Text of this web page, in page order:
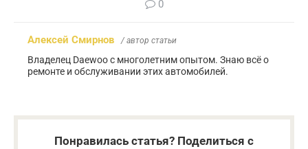
0
Алексей Смирнов / автор статьи
Владелец Daewoo с многолетним опытом. Знаю всё о
ремонте и обслуживании этих автомобилей.
Понравилась статья? Поделиться с